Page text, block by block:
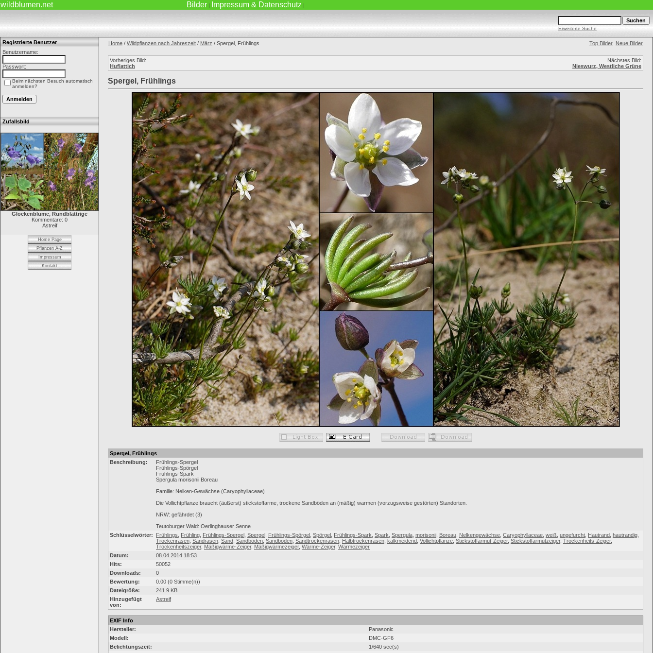
wildblumen.net Bilder | Impressum & Datenschutz |
Erweiterte Suche
Registrierte Benutzer
Benutzername:
Passwort:
Beim nächsten Besuch automatisch
anmelden?
Zufallsbild
Glockenblume, Rundblättrige
Kommentare: 0
Astreif
Home Page
Pflanzen A-Z
Impressum
Kontakt
Home / Wildpflanzen nach Jahreszeit / März / Spergel, Frühlings Top Bilder Neue Bilder
Vorheriges Bild:
Huflattich
Nächstes Bild:
Nieswurz, Westliche Grüne
Spergel, Frühlings
Spergel, Frühlings
Beschreibung:
Frühlings-Spergel
Frühlings-Spörgel
Frühlings-Spark
Spergula morisonii Boreau
Familie: Nelken-Gewächse (Caryophyllaceae)
Die Vollichtpflanze braucht (äußerst) stickstoffarme, trockene Sandböden an (mäßig) warmen (vorzugsweise gestörten) Standorten.
NRW: gefährdet (3)
Teutoburger Wald: Oerlinghauser Senne
Schlüsselwörter:
Frühlings Frühling Frühlings-Spergel Spergel Frühlings-Spörgel Spörgel Frühlings-Spark Spark Spergula morisonii Boreau Nelkengewächse Caryophyllaceae weiß ungefurcht Hautrand hautrandig
Trockenrasen Sandrasen Sand Sandböden Sandboden Sandtrockenrasen Halbtrockenrasen kalkmeidend Vollichtpflanze Stickstoffarmut-Zeiger, Stickstoffarmutzeiger, Trockenheits-Zeiger,
Trockenheitszeiger, Mäßigwärme-Zeiger, Mäßigwärmezeiger, Wärme-Zeiger, Wärmezeiger
Datum:
08.04.2014 18:53
Hits:
50052
Downloads:
0
Bewertung:
0.00 (0 Stimme(n))
Dateigröße:
241.9 KB
Hinzugefügt
von:
Astreif
EXIF Info
Hersteller:
Panasonic
Modell:
DMC-GF6
Belichtungszeit:
1/640 sec(s)